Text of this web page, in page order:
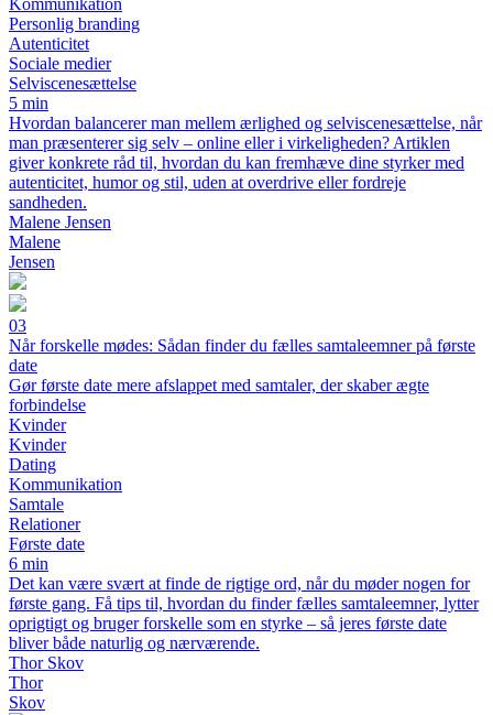
Kommunikation
Personlig branding
Autenticitet
Sociale medier
Selviscenesættelse
5 min
Hvordan balancerer man mellem ærlighed og selviscenesættelse, når
man præsenterer sig selv – online eller i virkeligheden? Artiklen
giver konkrete råd til, hvordan du kan fremhæve dine styrker med
autenticitet, humor og stil, uden at overdrive eller fordreje
sandheden.
Malene Jensen
Malene
Jensen
03
Når forskelle mødes: Sådan finder du fælles samtaleemner på første
date
Gør første date mere afslappet med samtaler, der skaber ægte
forbindelse
Kvinder
Kvinder
Dating
Kommunikation
Samtale
Relationer
Første date
6 min
Det kan være svært at finde de rigtige ord, når du møder nogen for
første gang. Få tips til, hvordan du finder fælles samtaleemner, lytter
oprigtigt og bruger forskelle som en styrke – så jeres første date
bliver både naturlig og nærværende.
Thor Skov
Thor
Skov